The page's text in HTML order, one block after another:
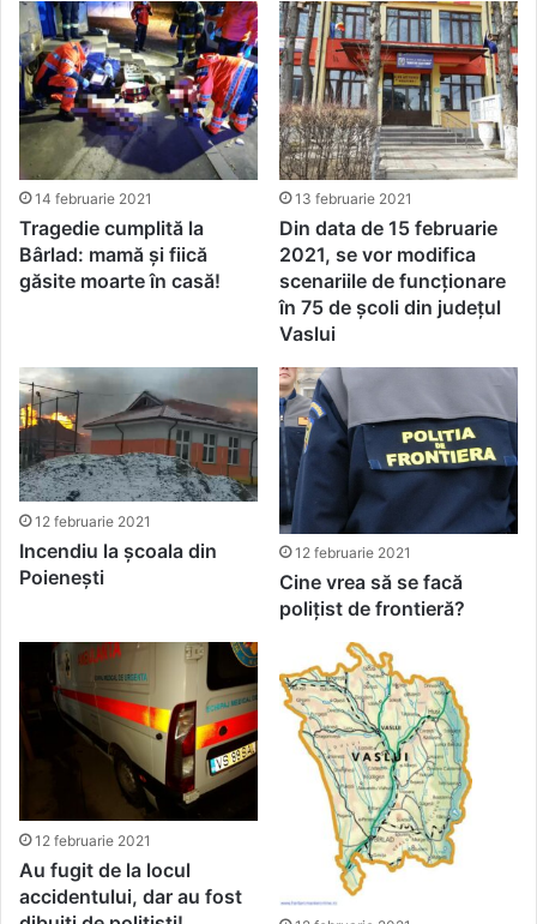
14 februarie 2021
Tragedie cumplită la
Bârlad: mamă și fiică
găsite moarte în casă!
13 februarie 2021
Din data de 15 februarie
2021, se vor modifica
scenariile de funcţionare
în 75 de școli din judeţul
Vaslui
12 februarie 2021
Incendiu la școala din
Poienești
12 februarie 2021
Cine vrea să se facă
polițist de frontieră?
12 februarie 2021
Au fugit de la locul
accidentului, dar au fost